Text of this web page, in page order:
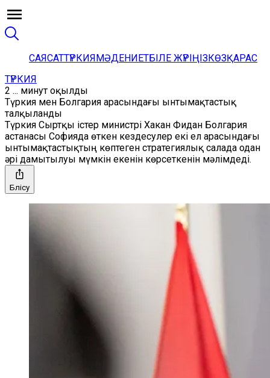
САЯСАТТҮРКИЯМӘДЕНИЕТБІЛЕ ЖҮРІҢІЗКӨЗҚАРАС
ТҮРКИЯ
2 ... минут оқылды
Түркия мен Болгария арасындағы ынтымақтастық
талқыланды
Түркия Сыртқы істер министрі Хакан Фидан Болгария
астанасы Софияда өткен кездесулер екі ел арасындағы
ынтымақтастықтың көптеген стратегиялық салада одан
әрі дамытылуы мүмкін екенін көрсеткенін мәлімдеді.
Бөлісу